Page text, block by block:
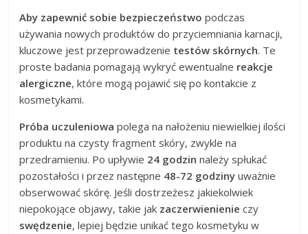
Aby zapewnić sobie bezpieczeństwo podczas
używania nowych produktów do przyciemniania karnacji,
kluczowe jest przeprowadzenie testów skórnych. Te
proste badania pomagają wykryć ewentualne reakcje
alergiczne, które mogą pojawić się po kontakcie z
kosmetykami.
Próba uczuleniowa polega na nałożeniu niewielkiej ilości
produktu na czysty fragment skóry, zwykle na
przedramieniu. Po upływie 24 godzin należy spłukać
pozostałości i przez następne 48-72 godziny uważnie
obserwować skórę. Jeśli dostrzeżesz jakiekolwiek
niepokojące objawy, takie jak zaczerwienienie czy
swędzenie, lepiej będzie unikać tego kosmetyku w